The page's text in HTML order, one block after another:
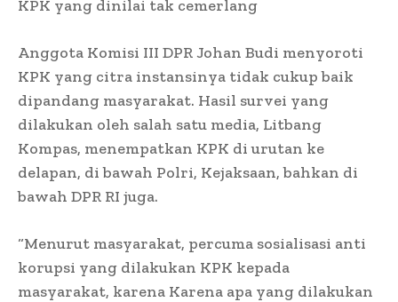
KPK yang dinilai tak cemerlang
Anggota Komisi III DPR Johan Budi menyoroti
KPK yang citra instansinya tidak cukup baik
dipandang masyarakat. Hasil survei yang
dilakukan oleh salah satu media, Litbang
Kompas, menempatkan KPK di urutan ke
delapan, di bawah Polri, Kejaksaan, bahkan di
bawah DPR RI juga.
“Menurut masyarakat, percuma sosialisasi anti
korupsi yang dilakukan KPK kepada
masyarakat, karena Karena apa yang dilakukan